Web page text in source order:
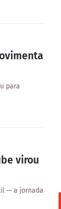
para
virou
— a jornada